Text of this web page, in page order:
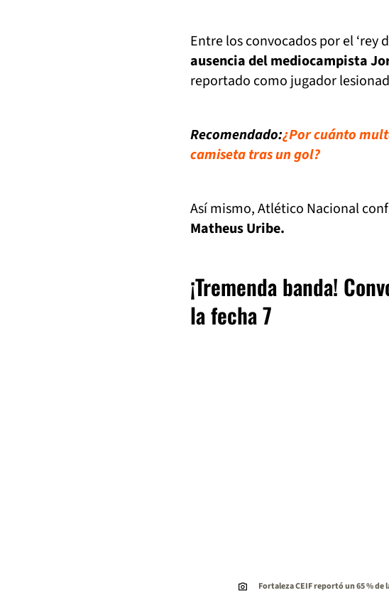
Entre los convocados por el ‘rey
ausencia del mediocampista
reportado como jugador
Recomendado:¿Por cuánto
camiseta tras un gol?
Así mismo, Atlético Nacional
Matheus Uribe.
¡Tremenda banda!
la fecha 7
Fortaleza CEIF reportó un 65 %